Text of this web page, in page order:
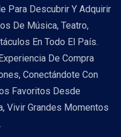
Para Descubrir Y Adquirir
De Música, Teatro,
En Todo El País.
De Compra
Conectándote Con
Favoritos Desde
Vivir Grandes Momentos